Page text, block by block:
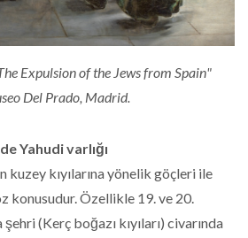
Expulsion of the Jews from Spain"
Del Prado, Madrid.
Yahudi varlığı
kuzey kıyılarına yönelik göçleri ile
konusudur. Özellikle 19. ve 20.
(Kerç boğazı kıyıları) civarında